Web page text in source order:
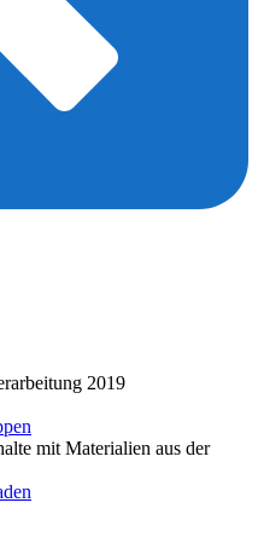
2019
mit Materialien aus der